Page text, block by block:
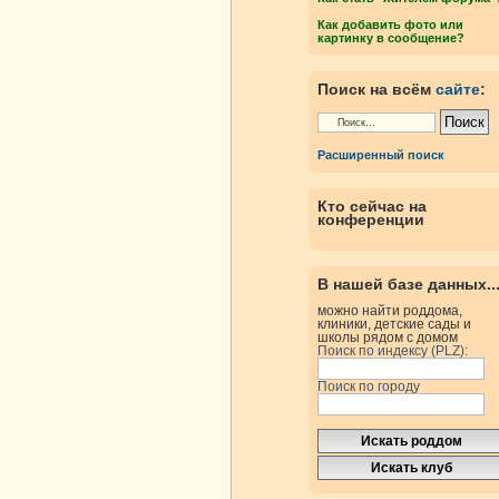
Как добавить фото или
картинку в сообщение?
Поиск на всём сайте:
Расширенный поиск
Кто сейчас на
конференции
В нашей базе данных...
можно найти роддома,
клиники, детские сады и
школы рядом с домом
Поиск по индексу (PLZ):
Поиск по городу